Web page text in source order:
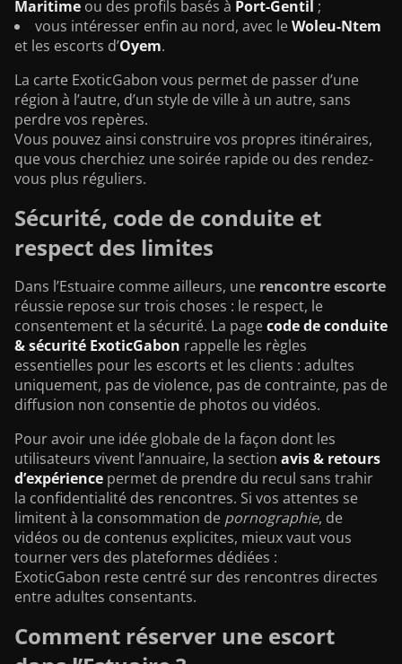
Maritime ou des profils basés à Port-Gentil ;
vous intéresser enfin au nord, avec leWoleu-Ntem
et les escorts d’Oyem.
La carte ExoticGabon vous permet de passer d’une
région à l’autre, d’un style de ville à un autre, sans
perdre vos repères.
Vous pouvez ainsi construire vos propres itinéraires,
que vous cherchiez une soirée rapide ou des rendez-
vous plus réguliers.
Sécurité, code de conduite et
respect des limites
Dans l’Estuaire comme ailleurs, une rencontre escorte
réussie repose sur trois choses : le respect, le
consentement et la sécurité. La pagecode de conduite
& sécurité ExoticGabon rappelle les règles
essentielles pour les escorts et les clients : adultes
uniquement, pas de violence, pas de contrainte, pas de
diffusion non consentie de photos ou vidéos.
Pour avoir une idée globale de la façon dont les
utilisateurs vivent l’annuaire, la section avis & retours
d’expérience permet de prendre du recul sans trahir
la confidentialité des rencontres. Si vos attentes se
limitent à la consommation de pornographie, de
vidéos ou de contenus explicites, mieux vaut vous
tourner vers des plateformes dédiées :
ExoticGabon reste centré sur des rencontres directes
entre adultes consentants.
Comment réserver une escort